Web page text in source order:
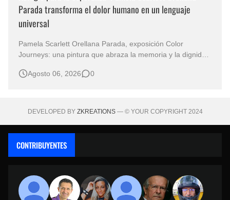
Parada transforma el dolor humano en un lenguaje
universal
Pamela Scarlett Orellana Parada, exposición Color
Journeys: una pintura que abraza la memoria y la dignidad
obras no necesitan levantar la voz para permanecer en la
Agosto 06, 2026 0
DEVELOPED BY ZKREATIONS— © YOUR COPYRIGHT 2024
CONTRIBUYENTES